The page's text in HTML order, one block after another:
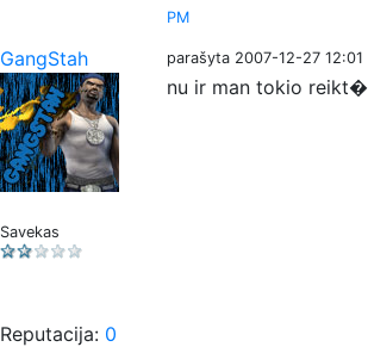
PM
GangStah parašyta 2007-12-27 12:01
Savekas
Reputacija: 0
nu ir man tokio reikt�